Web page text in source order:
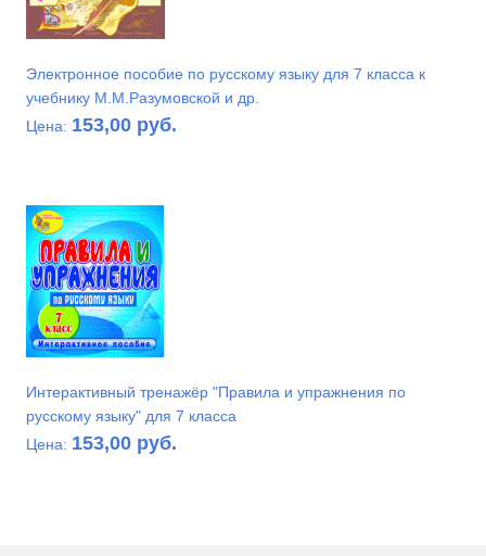
Электронное пособие по русскому языку для 7 класса к
учебнику М.М.Разумовской и др.
Цена: 153,00 руб.
Интерактивный тренажёр "Правила и упражнения по
русскому языку" для 7 класса
Цена: 153,00 руб.